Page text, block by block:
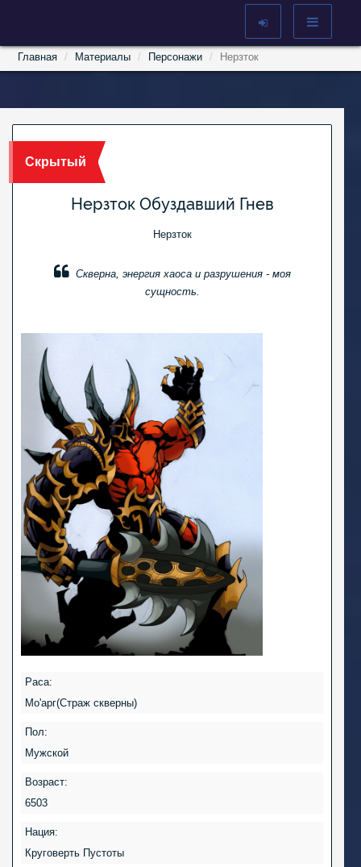
Главная Материалы Персонажи Нерзток
Скрытый
Нерзток Обуздавший Гнев
Нерзток
Скверна, энергия хаоса и разрушения - моя
сущность.
Раса:
Мо'арг(Страж скверны)
Пол:
Мужской
Возраст:
6503
Нация:
Круговерть Пустоты